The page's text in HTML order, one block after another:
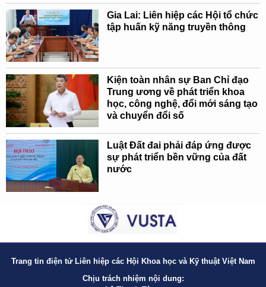
Gia Lai: Liên hiệp các Hội tổ chức
tập huấn kỹ năng truyền thông
Kiện toàn nhân sự Ban Chỉ đạo
Trung ương về phát triển khoa
học, công nghệ, đổi mới sáng tạo
và chuyển đổi số
Luật Đất đai phải đáp ứng được
sự phát triển bền vững của đất
nước
Trang tin điện tử Liên hiệp các Hội Khoa học và Kỹ thuật Việt Nam
Chịu trách nhiệm nội dung: